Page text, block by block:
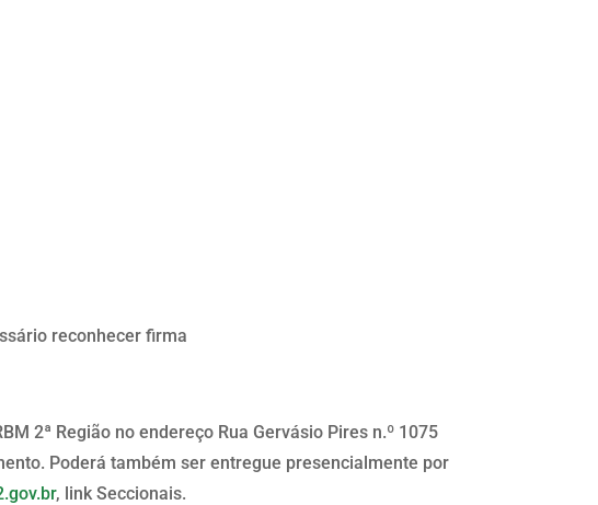
reconhecer firma
2ª Região no endereço Rua Gervásio Pires n.º 1075
Poderá também ser entregue presencialmente por
, link Seccionais.